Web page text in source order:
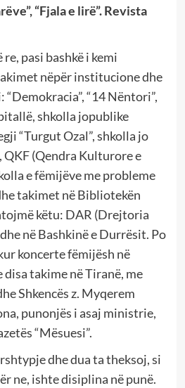
“Fjala e lirë”. Revista
pasi bashkë i kemi
nëpër institucione dhe
“14 Nëntori”,
shkolla jopublike
“Turgut Ozal”, shkolla jo
QKF (Qendra Kulturore e
e fëmijëve me probleme
takimet në Bibliotekën
këtu: DAR (Drejtoria
në Bashkinë e Durrësit. Po
koncerte fëmijësh në
takime në Tiranë, me
Shkencës z. Myqerem
punonjës i asaj ministrie,
“Mësuesi”.
dhe dua ta theksoj, si
ne, ishte disiplina në punë.